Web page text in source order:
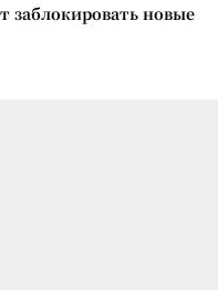
заблокировать новые